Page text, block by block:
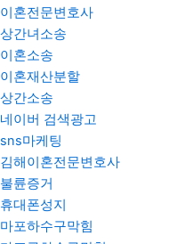
이혼전문변호사
상간녀소송
이혼소송
이혼재산분할
상간소송
네이버 검색광고
sns마케팅
김해이혼전문변호사
불륜증거
휴대폰성지
마포하수구막힘